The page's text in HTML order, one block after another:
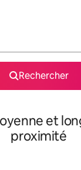
Rechercher
et
proximité